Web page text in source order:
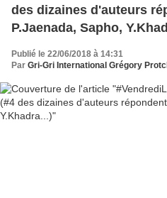
des dizaines d'auteurs
P.Jaenada, Sapho,
Publié le 22/06/2018 à 14:31
Par Gri-Gri International Grégory